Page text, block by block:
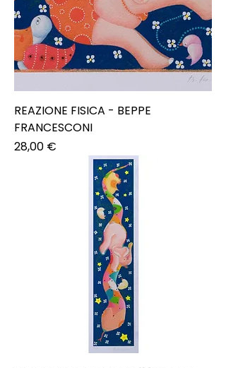
REAZIONE FISICA - BEPPE
FRANCESCONI
Prezzo
28,00 €